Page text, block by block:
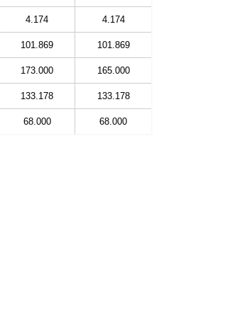
4.174 4.174
101.869 101.869
173.000 165.000
133.178 133.178
68.000 68.000